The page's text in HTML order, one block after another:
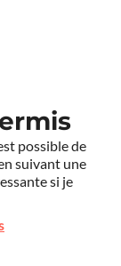
possible de
suivant une
si je